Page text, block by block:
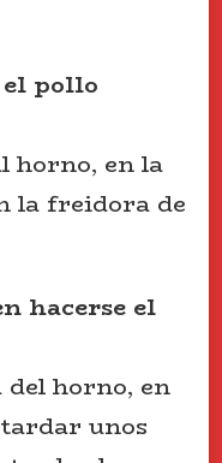
el pollo
horno, en la
la freidora de
hacerse el
del horno, en
unos